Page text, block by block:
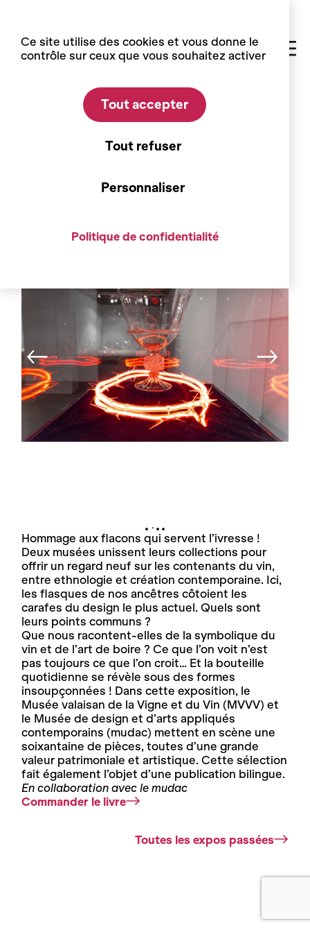
Expositions
Expositions passées
Hommage aux flacons qui servent l’ivresse !
Deux musées unissent leurs collections pour
offrir un regard neuf sur les contenants du vin,
entre ethnologie et création contemporaine. Ici,
les flasques de nos ancêtres côtoient les
carafes du design le plus actuel. Quels sont
leurs points communs ?
Que nous racontent-elles de la symbolique du
vin et de l’art de boire ? Ce que l’on voit n’est
pas toujours ce que l’on croit… Et la bouteille
quotidienne se révèle sous des formes
insoupçonnées ! Dans cette exposition, le
Musée valaisan de la Vigne et du Vin (MVVV) et
le Musée de design et d’arts appliqués
contemporains (mudac) mettent en scène une
soixantaine de pièces, toutes d’une grande
valeur patrimoniale et artistique. Cette sélection
fait également l’objet d’une publication bilingue.
En collaboration avec le mudac
Commander le livre
Toutes les expos passées
Ce site utilise des cookies et vous donne le
contrôle sur ceux que vous souhaitez activer
Tout accepter
Tout refuser
Personnaliser
Politique de confidentialité